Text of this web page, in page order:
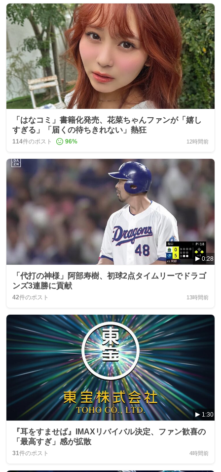
「はなコミ」書籍化発売、花菜ちゃんファンが「嬉し
すぎる」「届くの待ちきれない」熱狂
114件のポスト 96% 12時間前
0:28
「代打の神様」阿部寿樹、初球2点タイムリーでドラゴ
ンズ3連勝に貢献
42件のポスト 13時間前
1:30
『耳をすませば』IMAXリバイバル決定、ファン歓喜の
「最高すぎ」感が拡散
31件のポスト 4時間前